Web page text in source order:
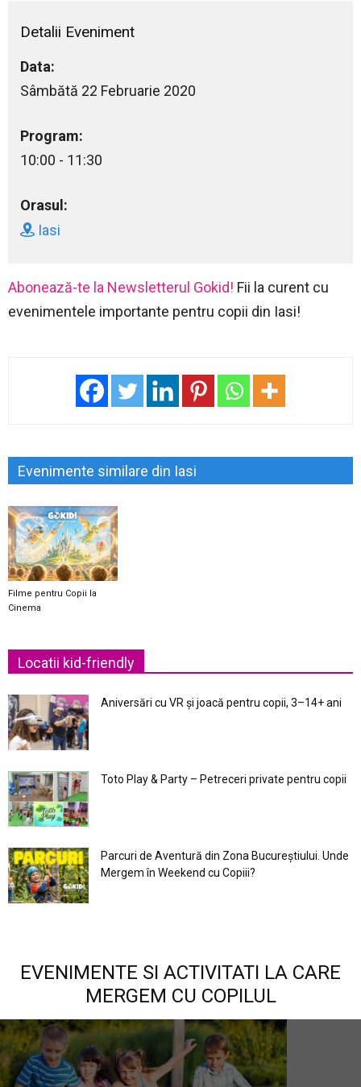
Detalii Eveniment
Data:
Sâmbătă 22 Februarie 2020
Program:
10:00 - 11:30
Orasul:
Iasi
Abonează-te la Newsletterul Gokid! Fii la curent cu
evenimentele importante pentru copii din Iasi!
Evenimente similare din Iasi
Filme pentru Copii la
Cinema
Locatii kid-friendly
Aniversări cu VR și joacă pentru copii, 3–14+ ani
Toto Play & Party – Petreceri private pentru copii
Parcuri de Aventură din Zona Bucureştiului. Unde
Mergem în Weekend cu Copiii?
EVENIMENTE SI ACTIVITATI LA CARE
MERGEM CU COPILUL